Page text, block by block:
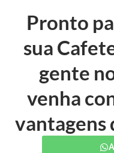
Pronto
sua
gente
venha
vantagens